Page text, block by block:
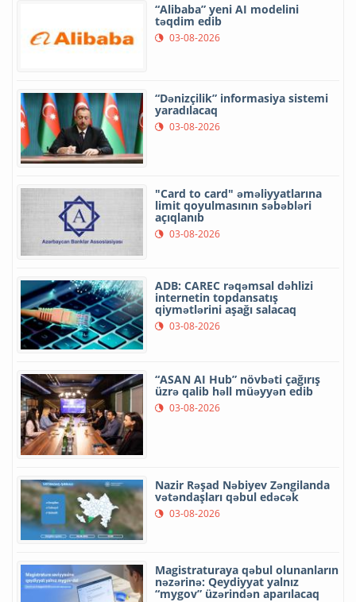
“Alibaba” yeni AI modelini
təqdim edib
03-08-2026
“Dənizçilik” informasiya sistemi
yaradılacaq
03-08-2026
"Card to card" əməliyyatlarına
limit qoyulmasının səbəbləri
açıqlanıb
03-08-2026
ADB: CAREC rəqəmsal dəhlizi
internetin topdansatış
qiymətlərini aşağı salacaq
03-08-2026
“ASAN AI Hub” növbəti çağırış
üzrə qalib həll müəyyən edib
03-08-2026
Nazir Rəşad Nəbiyev Zəngilanda
vətəndaşları qəbul edəcək
03-08-2026
Magistraturaya qəbul olunanların
nəzərinə: Qeydiyyat yalnız
“mygov” üzərindən aparılacaq